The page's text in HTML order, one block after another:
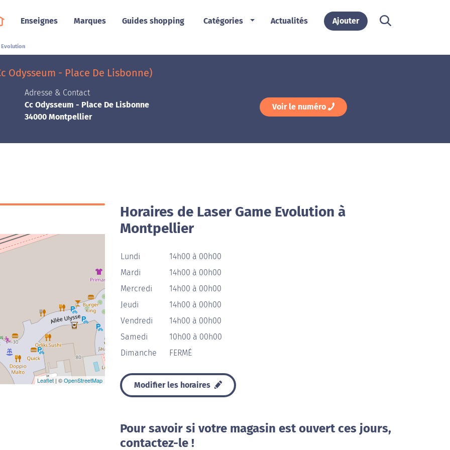
Enseignes Marques Guides shopping Catégories Actualités Ajouter
Evolution
Odysseum - Place De Lisbonne)
Adresse & Contact
Cc Odysseum - Place De Lisbonne
34000 Montpellier
Voir le numéro
Leaflet | ©OpenStreetMap
Horaires de Laser Game Evolution à
Montpellier
Lundi
14h00 à 00h00
Mardi
14h00 à 00h00
Mercredi
14h00 à 00h00
Jeudi
14h00 à 00h00
Vendredi
14h00 à 00h00
Samedi
10h00 à 00h00
Dimanche
FERMÉ
Modifier les horaires
Pour savoir si votre magasin est ouvert ces jours,
contactez-le !